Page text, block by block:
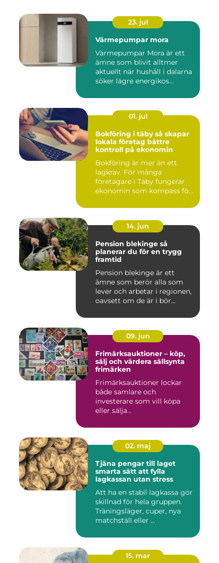
23. jul
Värmepumpar mora
Värmepumpar Mora är ett
ämne som blivit alltmer
aktuellt när hushåll i dalarna
söker lägre energikos...
01. jul
Bokföring i täby så skapar
lokala företag bättre
kontroll på ekonomin
Bokföring är mer än ett
lagkrav. För många
företagare i Täby fungerar
ekonomin som kompass för
14. jun
Pension blekinge så
planerar du för en trygg
framtid
Pension blekinge är ett
ämne som berör alla som
lever och arbetar i regionen,
oavsett om de är i bör...
09. jun
Frimärksauktioner – köp,
sälj och värdera sällsynta
frimärken
Frimärksauktioner lockar
både samlare och
investerare som vill köpa
eller sälja...
02. maj
Tjäna pengar till laget
smarta sätt att fylla
lagkassan utan stress
Att ha en stabil lagkassa gör
skillnad för hela gruppen.
Träningsläger, cuper, nya
matchställ eller ...
15. mar